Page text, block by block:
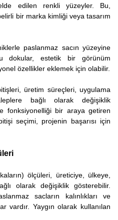
edilen renkli yüzeyler. Bu,
bir marka kimliği veya tasarım
paslanmaz sacın yüzeyine
dokular, estetik bir görünüm
özellikler eklemek için olabilir.
üretim süreçleri, uygulama
bağlı olarak değişiklik
fonksiyonelliği bir araya getiren
seçimi, projenin başarısı için
ölçüleri, üreticiye, ülkeye,
olarak değişiklik gösterebilir.
sacların kalınlıkları ve
vardır. Yaygın olarak kullanılan